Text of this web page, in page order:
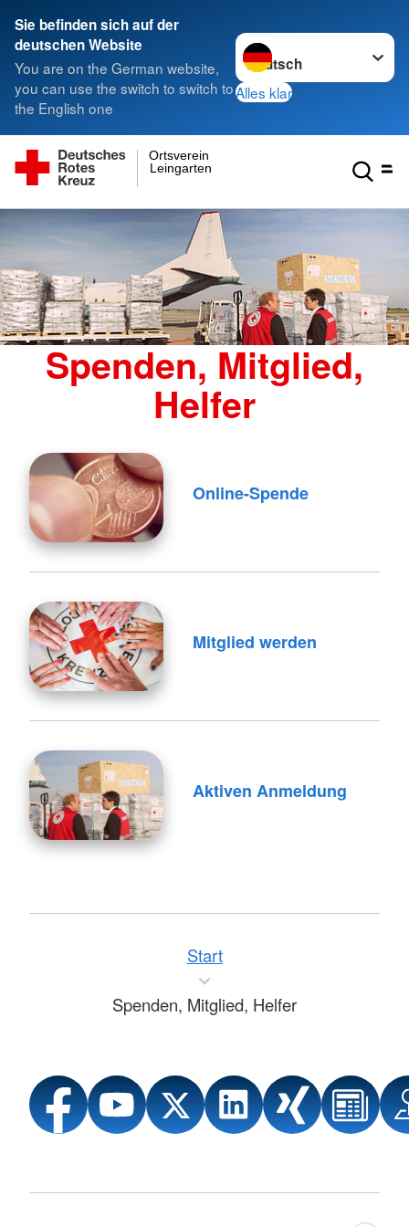
Sie befinden sich auf der
deutschen Website
You are on the German website,
you can use the switch to switch to
the English one
Sprache wechseln zu
Alles klar
Leingarten
Ortsverein
Spenden, Mitglied,
Helfer
Online-Spende
Mitglied werden
Aktiven Anmeldung
Start
Spenden, Mitglied, Helfer